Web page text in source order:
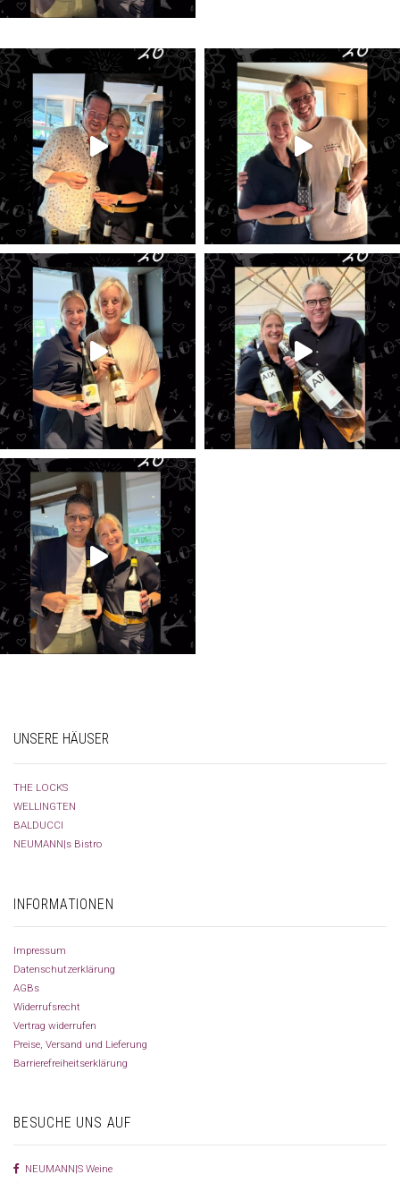
UNSERE HÄUSER
THE LOCKS
WELLINGTEN
BALDUCCI
NEUMANN|s Bistro
INFORMATIONEN
Impressum
Datenschutzerklärung
AGBs
Widerrufsrecht
Vertrag widerrufen
Preise, Versand und Lieferung
Barrierefreiheitserklärung
BESUCHE UNS AUF
NEUMANN|S Weine